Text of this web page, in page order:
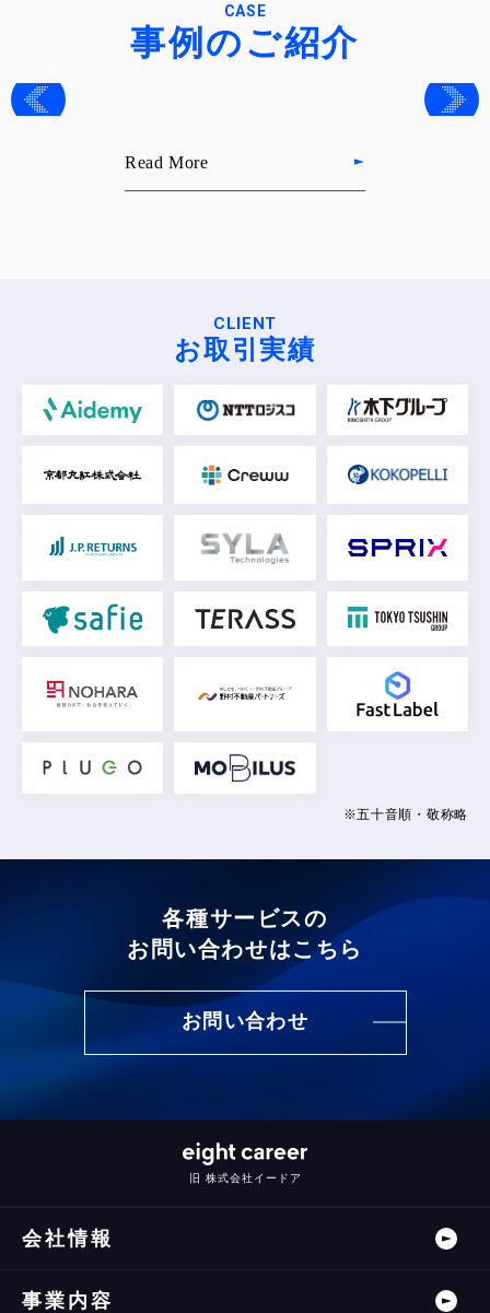
CASE
事例のご紹介
Read More
CLIENT
お取引実績
※五十音順・敬称略
各種サービスの
お問い合わせはこちら
お問い合わせ
旧 株式会社イードア
会社情報
事業内容